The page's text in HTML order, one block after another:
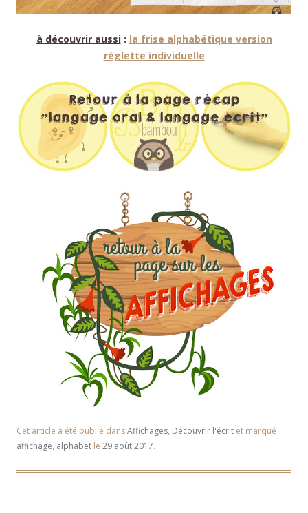
à découvrir aussi: la frise alphabétique version
réglette individuelle
Cet article a été publié dansAffichages, Découvrir l'écrit et marqué
affichage, alphabet le 29 août 2017.